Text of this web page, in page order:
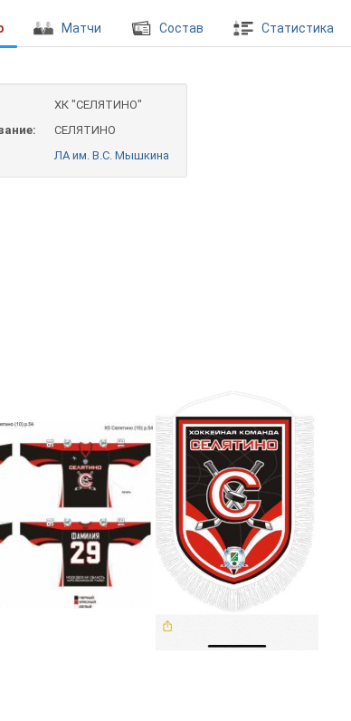
Матчи Состав Статистика
ХК "СЕЛЯТИНО"
СЕЛЯТИНО
ЛА им. В.С. Мышкина